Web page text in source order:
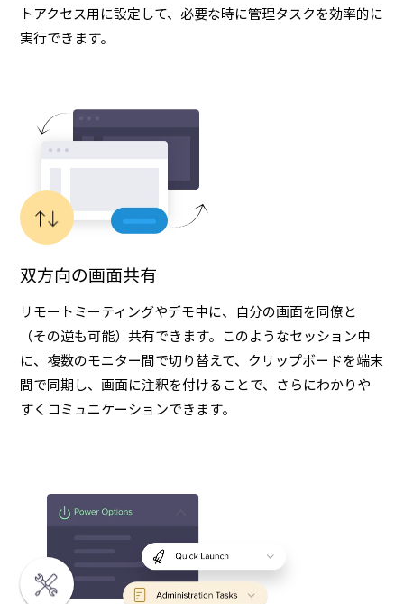
トアクセス用に設定して、必要な時に管理タスクを効率的に
実行できます。
双方向の画面共有
リモートミーティングやデモ中に、自分の画面を同僚と
（その逆も可能）共有できます。このようなセッション中
に、複数のモニター間で切り替えて、クリップボードを端末
間で同期し、画面に注釈を付けることで、さらにわかりや
すくコミュニケーションできます。